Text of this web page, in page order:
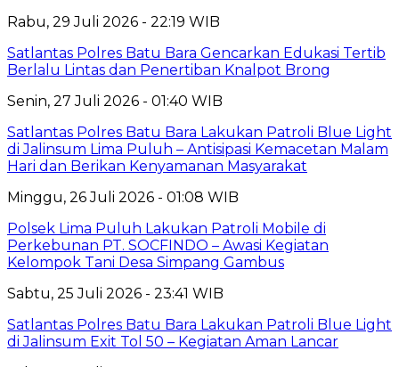
Rabu, 29 Juli 2026 - 22:19 WIB
Satlantas Polres Batu Bara Gencarkan Edukasi Tertib
Berlalu Lintas dan Penertiban Knalpot Brong
Senin, 27 Juli 2026 - 01:40 WIB
Satlantas Polres Batu Bara Lakukan Patroli Blue Light
di Jalinsum Lima Puluh – Antisipasi Kemacetan Malam
Hari dan Berikan Kenyamanan Masyarakat
Minggu, 26 Juli 2026 - 01:08 WIB
Polsek Lima Puluh Lakukan Patroli Mobile di
Perkebunan PT. SOCFINDO – Awasi Kegiatan
Kelompok Tani Desa Simpang Gambus
Sabtu, 25 Juli 2026 - 23:41 WIB
Satlantas Polres Batu Bara Lakukan Patroli Blue Light
di Jalinsum Exit Tol 50 – Kegiatan Aman Lancar